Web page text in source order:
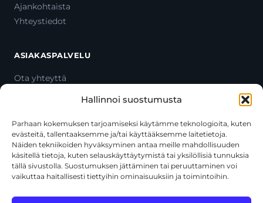
Hallinnoi suostumusta
Parhaan kokemuksen tarjoamiseksi käytämme teknologioita, kuten
evästeitä, tallentaaksemme ja/tai käyttääksemme laitetietoja.
Näiden tekniikoiden hyväksyminen antaa meille mahdollisuuden
käsitellä tietoja, kuten selauskäyttäytymistä tai yksilöllisiä tunnuksia
tällä sivustolla. Suostumuksen jättäminen tai peruuttaminen voi
vaikuttaa haitallisesti tiettyihin ominaisuuksiin ja toimintoihin.
Ajankohtaista
Yhteystiedot
ASIAKASPALVELU
Ota yhteyttä
Toimitustavat
Usein kysytyt kysymykset
+358 44 270 3795
asiakaspalvelu@toolcat.fi